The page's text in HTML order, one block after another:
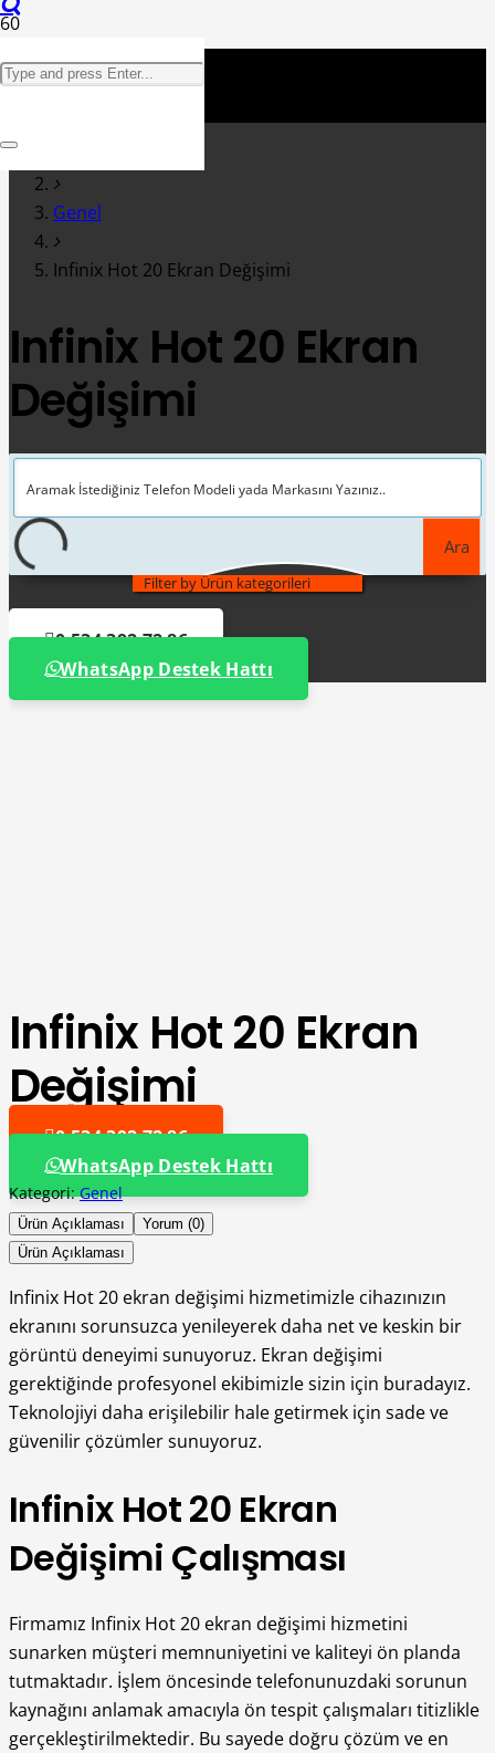
Genel
Infinix Hot 20 Ekran Değişimi
Infinix Hot 20 Ekran
Değişimi
Ara
Filter by Ürün kategorileri
0 534 392 72 86
WhatsApp Destek Hattı
Infinix Hot 20 Ekran
Değişimi
0 534 392 72 86
WhatsApp Destek Hattı
Kategori:Genel
Ürün Açıklaması
Yorum (0)
Ürün Açıklaması
Infinix Hot 20 ekran değişimi hizmetimizle cihazınızın
ekranını sorunsuzca yenileyerek daha net ve keskin bir
görüntü deneyimi sunuyoruz. Ekran değişimi
gerektiğinde profesyonel ekibimizle sizin için buradayız.
Teknolojiyi daha erişilebilir hale getirmek için sade ve
güvenilir çözümler sunuyoruz.
Infinix Hot 20 Ekran
Değişimi Çalışması
Firmamız Infinix Hot 20 ekran değişimi hizmetini
sunarken müşteri memnuniyetini ve kaliteyi ön planda
tutmaktadır. İşlem öncesinde telefonunuzdaki sorunun
kaynağını anlamak amacıyla ön tespit çalışmaları titizlikle
gerçekleştirilmektedir. Bu sayede doğru çözüm ve en